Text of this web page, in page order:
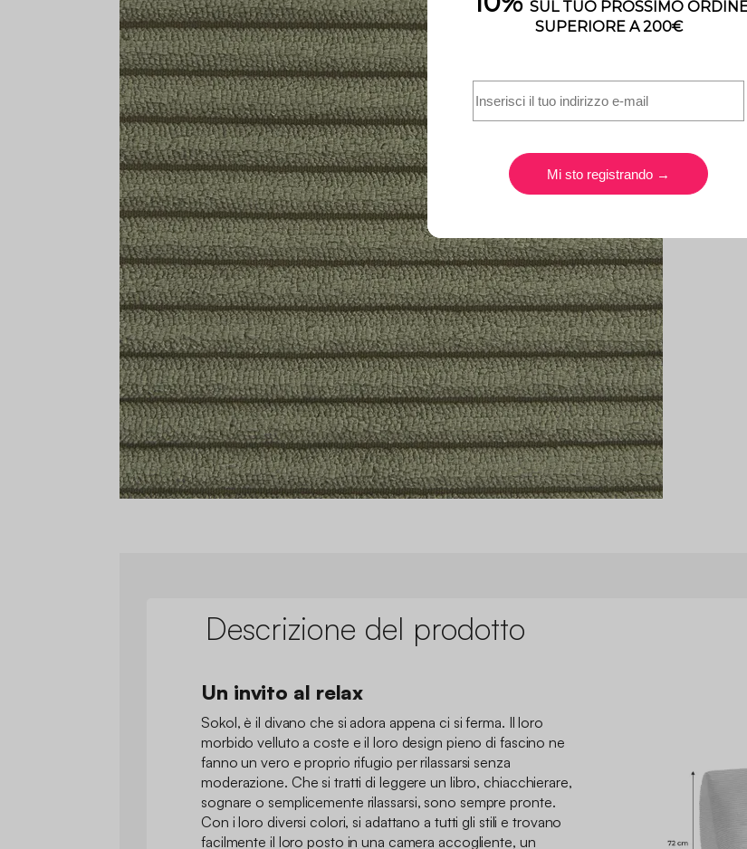
Descrizione del prodotto
Un invito al relax
Sokol, è il divano che si adora appena ci si ferma. Il loro
morbido velluto a coste e il loro design pieno di fascino ne
fanno un vero e proprio rifugio per rilassarsi senza
moderazione. Che si tratti di leggere un libro, chiacchierare,
sognare o semplicemente rilassarsi, sono sempre pronte.
Con i loro diversi colori, si adattano a tutti gli stili e trovano
facilmente il loro posto in una camera accogliente, un